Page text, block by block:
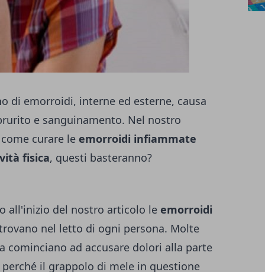
di emorroidi, interne ed esterne, causa
e sanguinamento. Nel nostro
curare le emorroidi infiammate
fisica, questi basteranno?
all'inizio del nostro articolo le emorroidi
nel letto di ogni persona. Molte
ad accusare dolori alla parte
il grappolo di mele in questione